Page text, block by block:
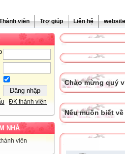
viên Trợ giúp Liên hệ
ĐK thành viên
NHÀ
viên
Chào mừng quý
Nếu muốn biết